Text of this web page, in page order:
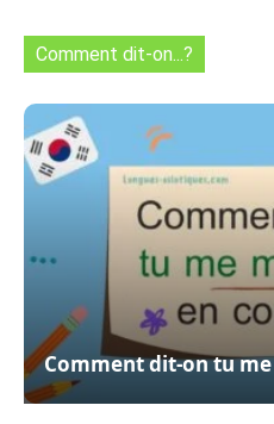
Comment dit-on...?
Comment dit-on tu